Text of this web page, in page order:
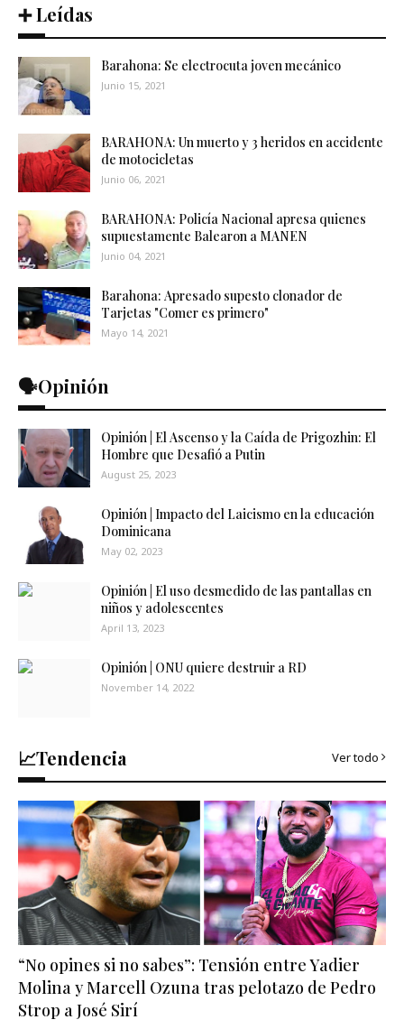
➕ Leídas
Barahona: Se electrocuta joven mecánico
Junio 15, 2021
BARAHONA: Un muerto y 3 heridos en accidente
de motocicletas
Junio 06, 2021
BARAHONA: Policía Nacional apresa quienes
supuestamente Balearon a MANEN
Junio 04, 2021
Barahona: Apresado supesto clonador de
Tarjetas "Comer es primero"
Mayo 14, 2021
🗣️Opinión
Opinión | El Ascenso y la Caída de Prigozhin: El
Hombre que Desafió a Putin
August 25, 2023
Opinión | Impacto del Laicismo en la educación
Dominicana
May 02, 2023
Opinión | El uso desmedido de las pantallas en
niños y adolescentes
April 13, 2023
Opinión | ONU quiere destruir a RD
November 14, 2022
📈Tendencia Ver todo
“No opines si no sabes”: Tensión entre Yadier
Molina y Marcell Ozuna tras pelotazo de Pedro
Strop a José Sirí